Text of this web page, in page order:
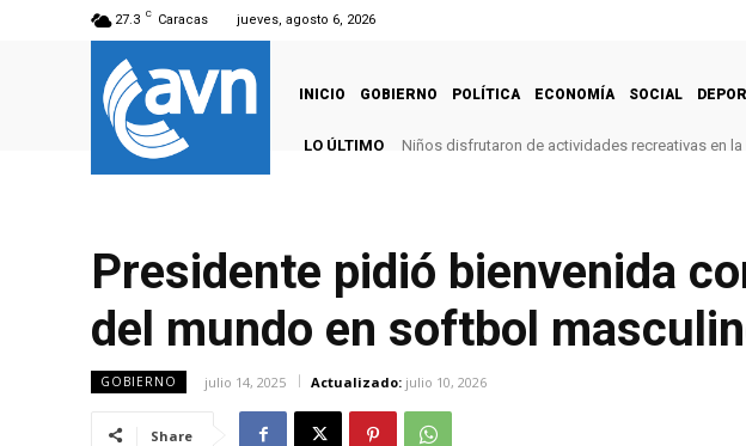
27.3 C Caracas jueves, agosto 6, 2026
INICIO GOBIERNO POLÍTICA ECONOMÍA SOCIAL
LO ÚLTIMO Niños disfrutaron de actividades recreativas en
Presidente pidió bienvenida
del mundo en softbol
GOBIERNO julio 14, 2025 Actualizado: julio 10, 2026
Share